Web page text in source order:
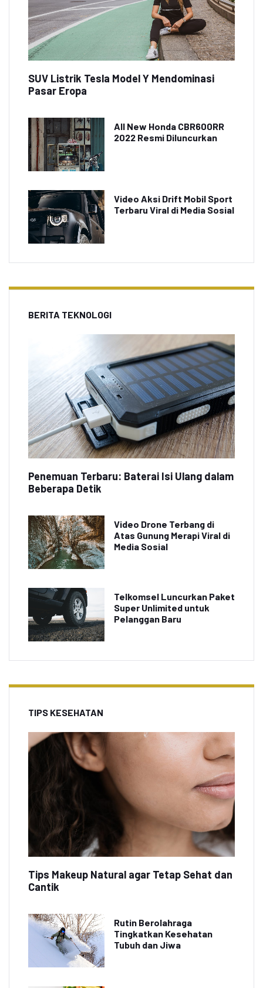
SUV Listrik Tesla Model Y Mendominasi
Pasar Eropa
All New Honda CBR600RR
2022 Resmi Diluncurkan
Video Aksi Drift Mobil Sport
Terbaru Viral di Media Sosial
BERITA TEKNOLOGI
Penemuan Terbaru: Baterai Isi Ulang dalam
Beberapa Detik
Video Drone Terbang di
Atas Gunung Merapi Viral di
Media Sosial
Telkomsel Luncurkan Paket
Super Unlimited untuk
Pelanggan Baru
TIPS KESEHATAN
Tips Makeup Natural agar Tetap Sehat dan
Cantik
Rutin Berolahraga
Tingkatkan Kesehatan
Tubuh dan Jiwa